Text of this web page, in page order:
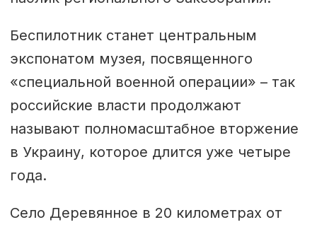
Беспилотник станет центральным
экспонатом музея, посвященного
«специальной военной операции» – так
российские власти продолжают
называют полномасштабное вторжение
в Украину, которое длится уже четыре
года.
Село Деревянное в 20 километрах от